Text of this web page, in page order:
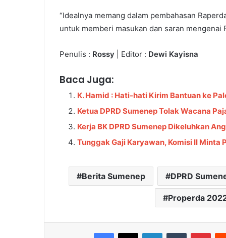
“Idealnya memang dalam pembahasan
untuk memberi masukan dan saran mengenai
Penulis : Rossy | Editor : Dewi Kayisna
Baca Juga:
K. Hamid : Hati-hati Kirim Bantuan ke
Ketua DPRD Sumenep Tolak Wacana
Kerja BK DPRD Sumenep Dikeluhkan
Tunggak Gaji Karyawan, Komisi II Minta
Berita Sumenep DPRD
Properda